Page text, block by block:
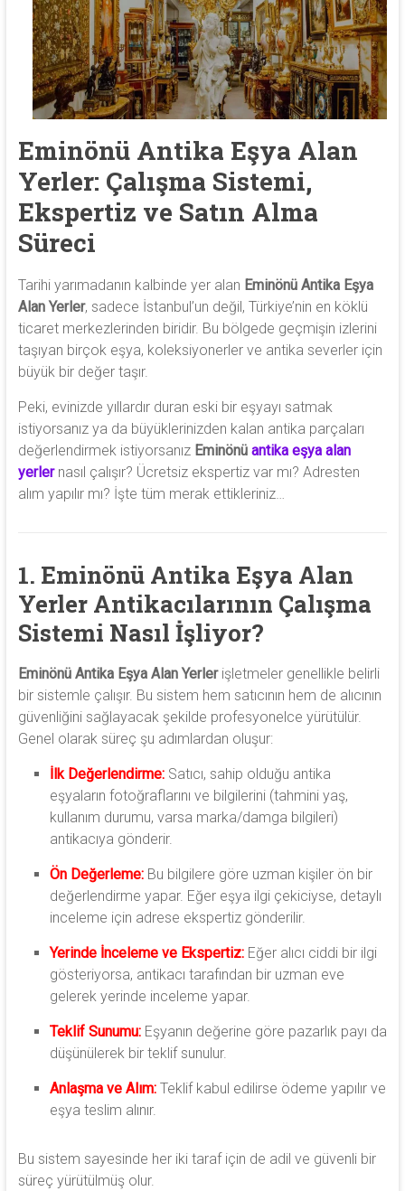
heykel,
antika
porselen
antika
saat
alıyoruz.
Eminönü Antika Eşya Alan
Yerler: Çalışma Sistemi,
Ekspertiz ve Satın Alma
Süreci
Tarihi yarımadanın kalbinde yer alan Eminönü Antika Eşya
Alan Yerler, sadece İstanbul’un değil, Türkiye’nin en köklü
ticaret merkezlerinden biridir. Bu bölgede geçmişin izlerini
taşıyan birçok eşya, koleksiyonerler ve antika severler için
büyük bir değer taşır.
Peki, evinizde yıllardır duran eski bir eşyayı satmak
istiyorsanız ya da büyüklerinizden kalan antika parçaları
değerlendirmek istiyorsanız Eminönü antika eşya alan
yerlernasıl çalışır? Ücretsiz ekspertiz var mı? Adresten
alım yapılır mı? İşte tüm merak ettikleriniz…
1. Eminönü Antika Eşya Alan
Yerler Antikacılarının Çalışma
Sistemi Nasıl İşliyor?
Eminönü Antika Eşya Alan Yerlerişletmeler genellikle belirli
bir sistemle çalışır. Bu sistem hem satıcının hem de alıcının
güvenliğini sağlayacak şekilde profesyonelce yürütülür.
Genel olarak süreç şu adımlardan oluşur:
İlk Değerlendirme:Satıcı, sahip olduğu antika
eşyaların fotoğraflarını ve bilgilerini (tahmini yaş,
kullanım durumu, varsa marka/damga bilgileri)
antikacıya gönderir.
Ön Değerleme:Bu bilgilere göre uzman kişiler ön bir
değerlendirme yapar. Eğer eşya ilgi çekiciyse, detaylı
inceleme için adrese ekspertiz gönderilir.
Yerinde İnceleme ve Ekspertiz:Eğer alıcı ciddi bir ilgi
gösteriyorsa, antikacı tarafından bir uzman eve
gelerek yerinde inceleme yapar.
Teklif Sunumu:Eşyanın değerine göre pazarlık payı da
düşünülerek bir teklif sunulur.
Anlaşma ve Alım:Teklif kabul edilirse ödeme yapılır ve
eşya teslim alınır.
Bu sistem sayesinde her iki taraf için de adil ve güvenli bir
süreç yürütülmüş olur.